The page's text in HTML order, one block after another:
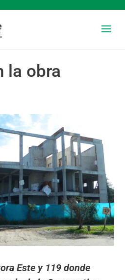
la obra
Este y 119 donde